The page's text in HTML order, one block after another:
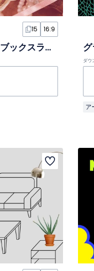
15 16:9
ヴィンテージなコケット風ルックブックスライド
ダウ
ア